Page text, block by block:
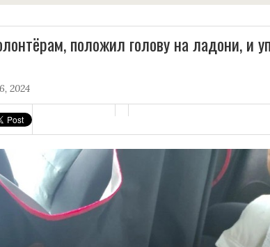
положил голову на ладони, и
2024